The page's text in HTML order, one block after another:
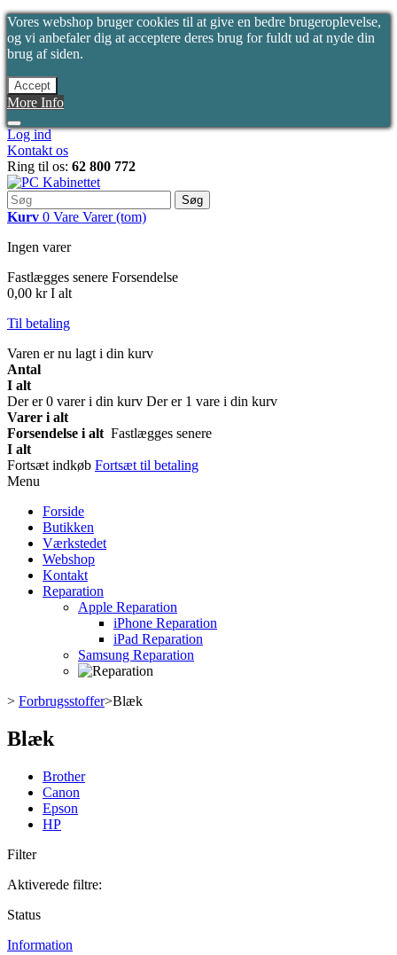
Vores webshop bruger cookies til at give en bedre brugeroplevelse,
og vi anbefaler dig at acceptere deres brug for fuldt ud at nyde din
brug af siden.
Accept
More Info
Log ind
Kontakt os
Ring til os: 62 800 772
Søg
Kurv 0 Vare Varer (tom)
Ingen varer
Fastlægges senere Forsendelse
0,00 kr I alt
Til betaling
Varen er nu lagt i din kurv
Antal
I alt
Der er0 varer i din kurv Der er 1 vare i din kurv
Varer i alt
Forsendelse i alt Fastlægges senere
I alt
Fortsæt indkøb Fortsæt til betaling
Menu
Forside
Butikken
Værkstedet
Webshop
Kontakt
Reparation
Apple Reparation
iPhone Reparation
iPad Reparation
Samsung Reparation
> Forbrugsstoffer>Blæk
Blæk
Brother
Canon
Epson
HP
Filter
Aktiverede filtre:
Status
Information